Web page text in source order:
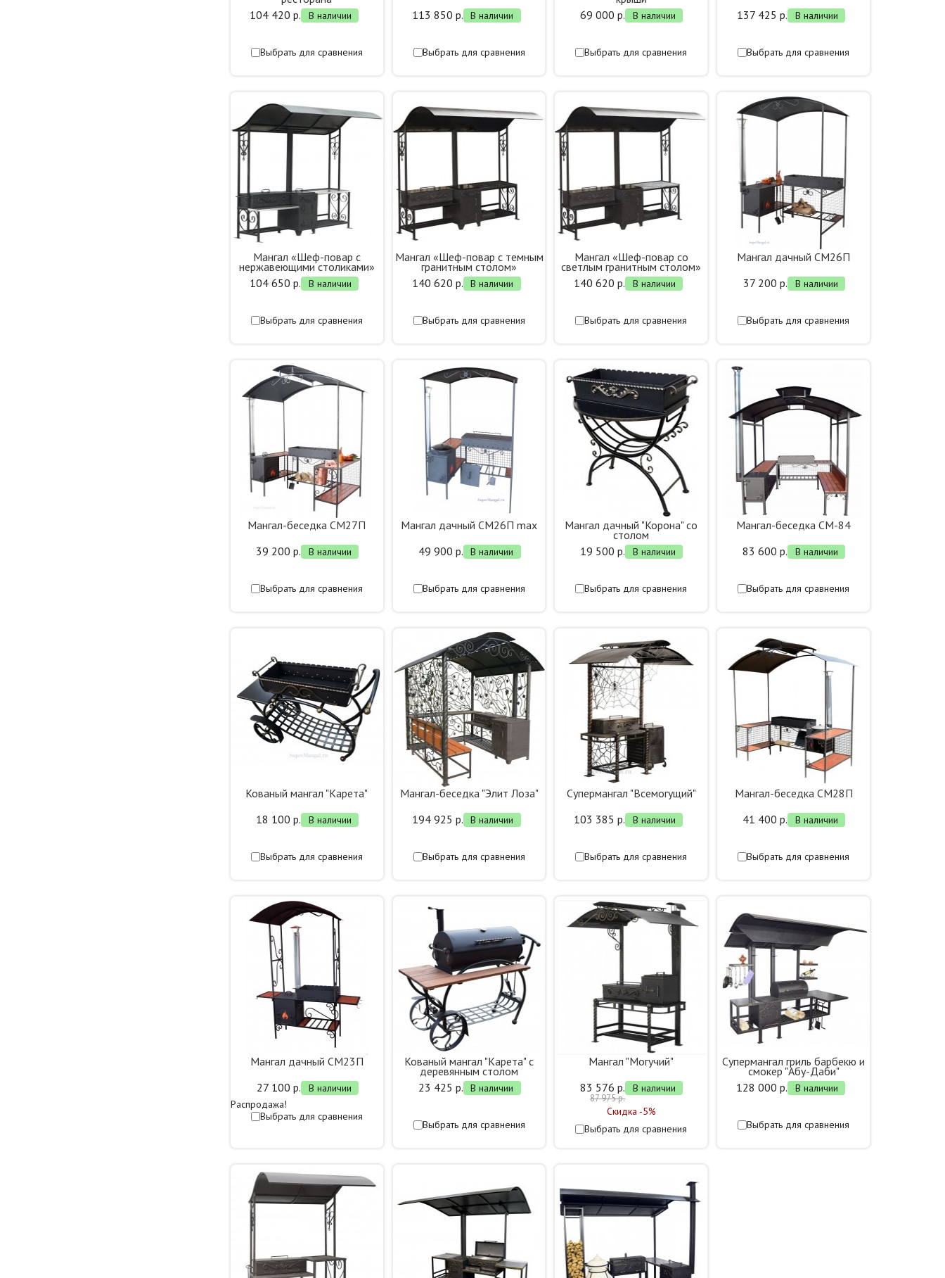
104 420 р.
В наличии
Выбрать для сравнения
113 850 р.
В наличии
Выбрать для сравнения
69 000 р.
В наличии
Выбрать для сравнения
137 425 р.
В наличии
Выбрать для сравнения
Мангал «Шеф-повар с
нержавеющими столиками»
104 650 р.
В наличии
Выбрать для сравнения
Мангал «Шеф-повар с темным
гранитным столом»
140 620 р.
В наличии
Выбрать для сравнения
Мангал «Шеф-повар со
светлым гранитным столом»
140 620 р.
В наличии
Выбрать для сравнения
Мангал дачный СМ26П
37 200 р.
В наличии
Выбрать для сравнения
Мангал-беседка СМ27П
39 200 р.
В наличии
Выбрать для сравнения
Мангал дачный СМ26П max
49 900 р.
В наличии
Выбрать для сравнения
Мангал дачный "Корона" со
столом
19 500 р.
В наличии
Выбрать для сравнения
Мангал-беседка СМ-84
83 600 р.
В наличии
Выбрать для сравнения
Кованый мангал "Карета"
18 100 р.
В наличии
Выбрать для сравнения
Мангал-беседка "Элит Лоза"
194 925 р.
В наличии
Выбрать для сравнения
Супермангал "Всемогущий"
103 385 р.
В наличии
Выбрать для сравнения
Мангал-беседка СМ28П
41 400 р.
В наличии
Выбрать для сравнения
Мангал дачный СМ23П
27 100 р.
В наличии
Распродажа!
Выбрать для сравнения
Кованый мангал "Карета" с
деревянным столом
23 425 р.
В наличии
Выбрать для сравнения
Мангал "Могучий"
83 576 р.
87 975 р.
В наличии
Скидка -5%
Выбрать для сравнения
Супермангал гриль барбекю и
смокер "Абу-Даби"
128 000 р.
В наличии
Выбрать для сравнения